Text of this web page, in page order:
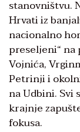
stanovništvu.
Hrvati iz
nacionalno
preseljeni“
Vojnića,
Petrinji i
na Udbini. Svi
krajnje
fokusa.